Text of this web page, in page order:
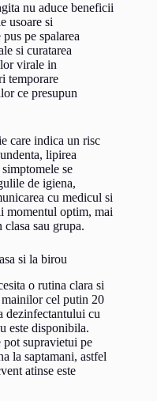
nu aduce beneficii
usoare si
pe spalarea
si curatarea
virale in
temporare
ce presupun
care indica un risc
lipirea
se
de igiena,
cu medicul si
momentul optim, mai
sau grupa.
si la birou
o rutina clara si
mainilor cel putin 20
dezinfectantului cu
este disponibila.
supravietui pe
la saptamani, astfel
atinse este